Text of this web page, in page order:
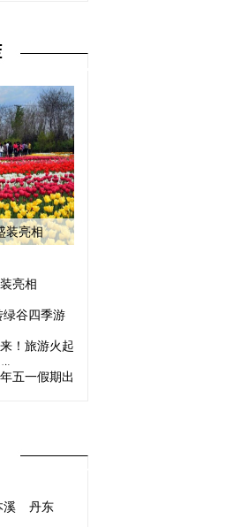
装亮相
亮相
绿谷四季游
！旅游火起
！
五一假期出
溪 丹东